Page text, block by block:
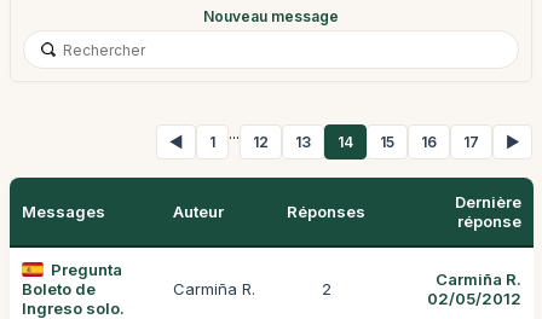
Nouveau message
◀ 1 ... 12 13 14 15 16 17 ▶
Messages Auteur Réponses
Dernière
réponse
Pregunta
Boleto de
Ingreso solo.
Carmiña R. 2
Carmiña R.
02/05/2012